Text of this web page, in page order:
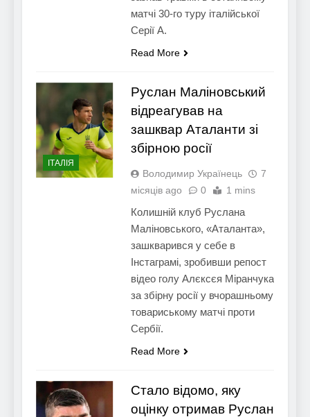
матчі 30-го туру італійської
Серії А.
Read More
ІТАЛІЯ
Руслан Маліновський
відреагував на
зашквар Аталанти зі
збірною росії
Володимир Українець
7
місяців ago
0 1 mins
Колишній клуб Руслана
Маліновського, «Аталанта»,
зашкварився у себе в
Інстаграмі, зробивши репост
відео голу Алєксєя Міранчука
за збірну росії у вчорашньому
товариському матчі проти
Сербії.
Read More
Стало відомо, яку
оцінку отримав Руслан